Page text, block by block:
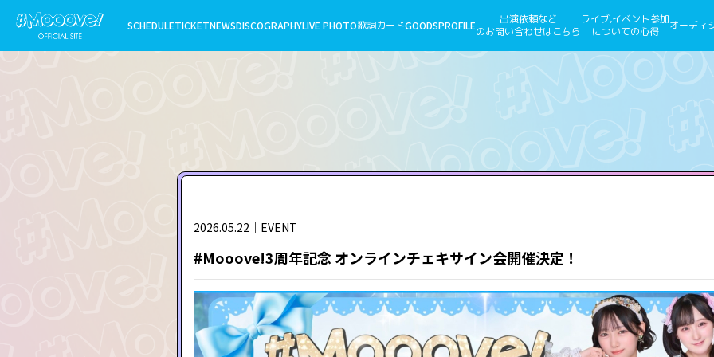
SCHEDULETICKETNEWSDISCOGRAPHYLIVE PHOTO歌詞カードGOODSPROFILE
出演依頼など
のお問い合わせはこちら
ライブ,イベント参加
についての心得
オーディ
2026.05.22｜EVENT
#Mooove!3周年記念 オンラインチェキサイン会開催決定！